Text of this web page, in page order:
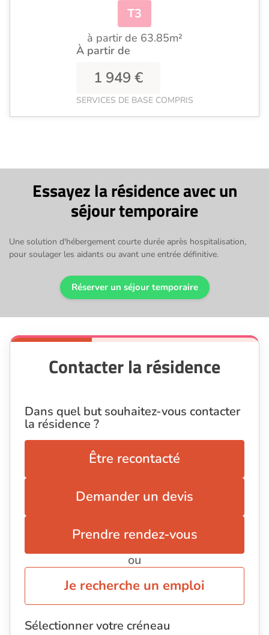
T3
à partir de 63.85m²
À partir de
1 949 €
SERVICES DE BASE COMPRIS
Essayez la résidence avec un
séjour temporaire
Une solution d'hébergement courte durée après hospitalisation,
pour soulager les aidants ou avant une entrée définitive.
Réserver un séjour temporaire
Contacter la résidence
Dans quel but souhaitez-vous contacter
la résidence ?
Être recontacté
Demander un devis
Prendre rendez-vous
ou
Je recherche un emploi
Sélectionner votre créneau